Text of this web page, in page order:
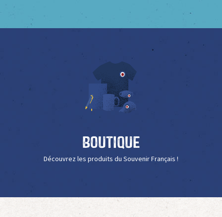
Boutique
Découvrez les produits du Souvenir Français !